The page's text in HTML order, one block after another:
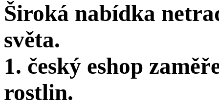
Široká nabídka
světa.
1. český eshop
rostlin.